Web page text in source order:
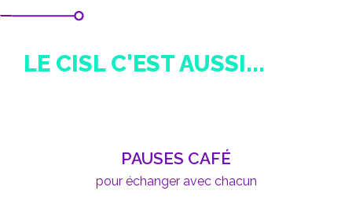
LE CISL C'EST AUSSI...
PAUSES CAFÉ
pour échanger avec chacun